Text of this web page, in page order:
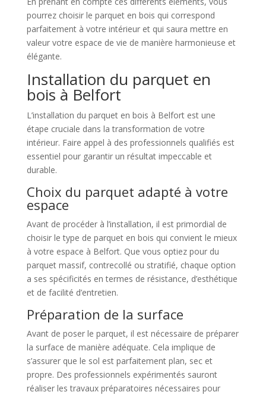
pourrez choisir le parquet en bois qui correspond
parfaitement à votre intérieur et qui saura mettre en
valeur votre espace de vie de manière harmonieuse et
élégante.
Installation du parquet en
bois à Belfort
L’installation du parquet en bois à Belfort est une
étape cruciale dans la transformation de votre
intérieur. Faire appel à des professionnels qualifiés est
essentiel pour garantir un résultat impeccable et
durable.
Choix du parquet adapté à votre
espace
Avant de procéder à l’installation, il est primordial de
choisir le type de parquet en bois qui convient le mieux
à votre espace à Belfort. Que vous optiez pour du
parquet massif, contrecollé ou stratifié, chaque option
a ses spécificités en termes de résistance, d’esthétique
et de facilité d’entretien.
Préparation de la surface
Avant de poser le parquet, il est nécessaire de préparer
la surface de manière adéquate. Cela implique de
s’assurer que le sol est parfaitement plan, sec et
propre. Des professionnels expérimentés sauront
réaliser les travaux préparatoires nécessaires pour